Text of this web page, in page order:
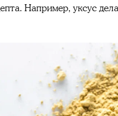
Например, уксус